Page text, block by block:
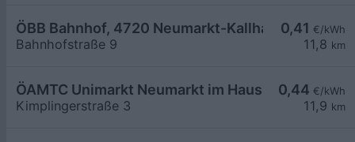
0,41 €/kWh
11,8 km
ÖBB Bahnhof, 4720 Neumarkt-Kallham
Bahnhofstraße 9
0,44 €/kWh
11,9 km
ÖAMTC Unimarkt Neumarkt im Hausruckkreis
Kimplingerstraße 3